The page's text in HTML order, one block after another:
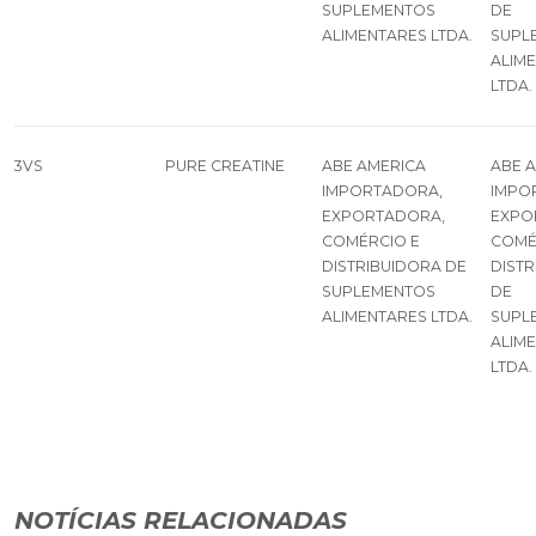
SUPLEMENTOS
ALIMENTARES LTDA.
DE
LTDA.
3VS PURE CREATINE
ABE AMERICA
IMPORTADORA,
EXPORTADORA,
COMÉRCIO E
DISTRIBUIDORA DE
SUPLEMENTOS
ALIMENTARES LTDA.
ABE
DE
LTDA.
NOTÍCIAS RELACIONADAS